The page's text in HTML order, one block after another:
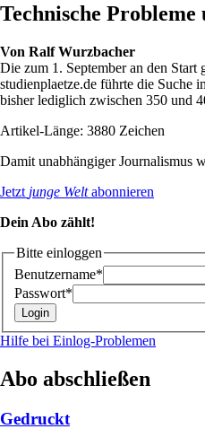
Technische
Von Ralf Wurzbacher
Die zum 1. September an den
studienplaetze.de führte die Suche
bisher lediglich zwischen 350 und
Artikel-Länge: 3880 Zeichen
Damit unabhängiger Journalismus
Jetzt junge Weltabonnieren
Dein Abo zählt!
Bitte einloggen
Benutzername*
Passwort*
Hilfe bei Einlog-Problemen
Abo abschließen
Gedruckt